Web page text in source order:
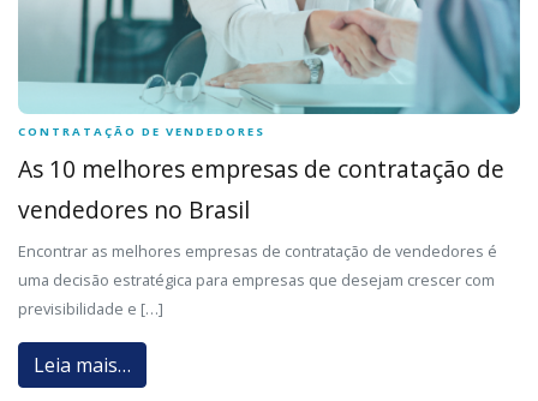
CONTRATAÇÃO DE VENDEDORES
As 10 melhores empresas de contratação de
vendedores no Brasil
Encontrar as melhores empresas de contratação de vendedores é
uma decisão estratégica para empresas que desejam crescer com
previsibilidade e […]
Leia mais…